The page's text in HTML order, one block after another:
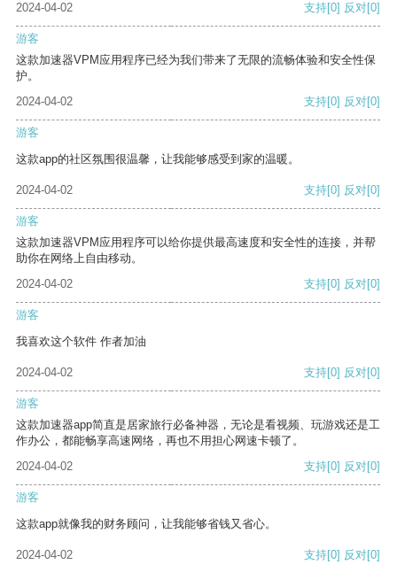
2024-04-02
支持[0] 反对[0]
游客
这款加速器VPM应用程序已经为我们带来了无限的流畅体验和安全性保
护。
2024-04-02
支持[0] 反对[0]
游客
这款app的社区氛围很温馨，让我能够感受到家的温暖。
2024-04-02 支持[0] 反对[0]
游客
这款加速器VPM应用程序可以给你提供最高速度和安全性的连接，并帮
助你在网络上自由移动。
2024-04-02
支持[0] 反对[0]
游客
我喜欢这个软件 作者加油
2024-04-02 支持[0] 反对[0]
游客
这款加速器app简直是居家旅行必备神器，无论是看视频、玩游戏还是工
作办公，都能畅享高速网络，再也不用担心网速卡顿了。
2024-04-02
支持[0] 反对[0]
游客
这款app就像我的财务顾问，让我能够省钱又省心。
2024-04-02 支持[0] 反对[0]